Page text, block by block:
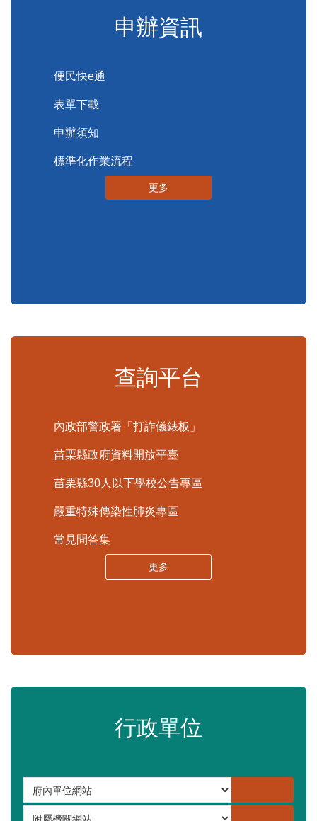
申辦資訊
便民快e通
表單下載
申辦須知
標準化作業流程
更多
查詢平台
內政部警政署「打詐儀錶板」
苗栗縣政府資料開放平臺
苗栗縣30人以下學校公告專區
嚴重特殊傳染性肺炎專區
常見問答集
更多
行政單位